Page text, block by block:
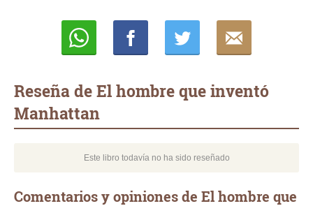
Reseña de El hombre que inventó
Manhattan
Este libro todavía no ha sido reseñado
Comentarios y opiniones de El hombre que